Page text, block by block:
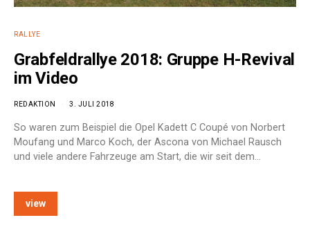
RALLYE
Grabfeldrallye 2018: Gruppe H-Revival
im Video
REDAKTION 3. JULI 2018
So waren zum Beispiel die Opel Kadett C Coupé von Norbert
Moufang und Marco Koch, der Ascona von Michael Rausch
und viele andere Fahrzeuge am Start, die wir seit dem…
view